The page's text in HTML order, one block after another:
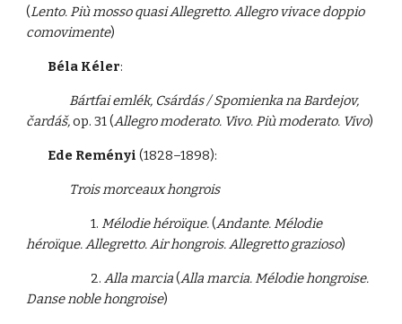
(Lento. Più mosso quasi Allegretto. Allegro vivace doppio
comovimente)
Béla Kéler:
Bártfai emlék, Csárdás / Spomienka na Bardejov,
čardáš,op. 31(Allegro moderato. Vivo. Più moderato. Vivo)
Ede Reményi(1828–1898):
Trois morceaux hongrois
1. Mélodie héroïque.(Andante. Mélodie
héroïque. Allegretto. Air hongrois. Allegretto grazioso)
2.Alla marcia(Alla marcia. Mélodie hongroise.
Danse noble hongroise)